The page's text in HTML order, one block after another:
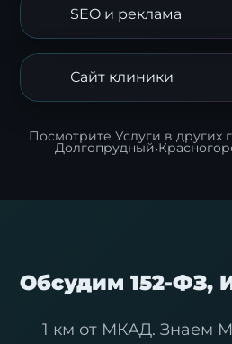
SEO и реклама
Сайт клиники
Посмотрите Услуги в других
Долгопрудный·
Обсудим 152-ФЗ,
1 км от МКАД.